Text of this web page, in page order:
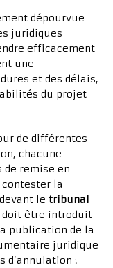
dépourvue
juridiques
efficacement
une
et des délais,
du projet
de différentes
chacune
remise en
la
le tribunal
doit être introduit
publication de la
juridique
d’annulation :